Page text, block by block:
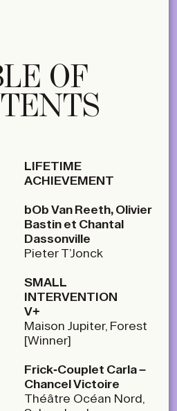
OF
LIFETIME
ACHIEVEMENT
bOb Van Reeth, Olivier
Bastin et Chantal
Dassonville
Pieter T’Jonck
SMALL
INTERVENTION
V+
Maison Jupiter, Forest
[Winner]
Frick-Couplet Carla –
Chancel Victoire
Théâtre Océan Nord,